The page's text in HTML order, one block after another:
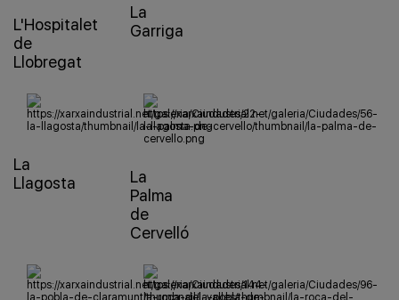
L'Hospitalet
de
Llobregat
La
Garriga
La
Llagosta
La
Palma
de
Cervelló